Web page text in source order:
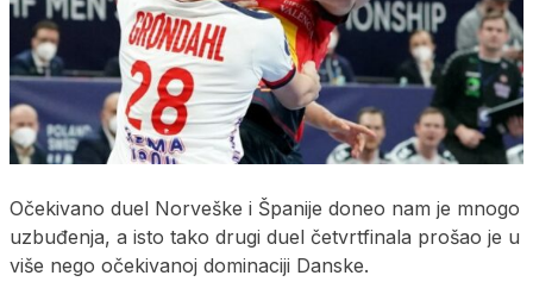
Očekivano duel Norveške i Španije doneo nam je mnogo
uzbuđenja, a isto tako drugi duel četvrtfinala prošao je u
više nego očekivanoj dominaciji Danske.